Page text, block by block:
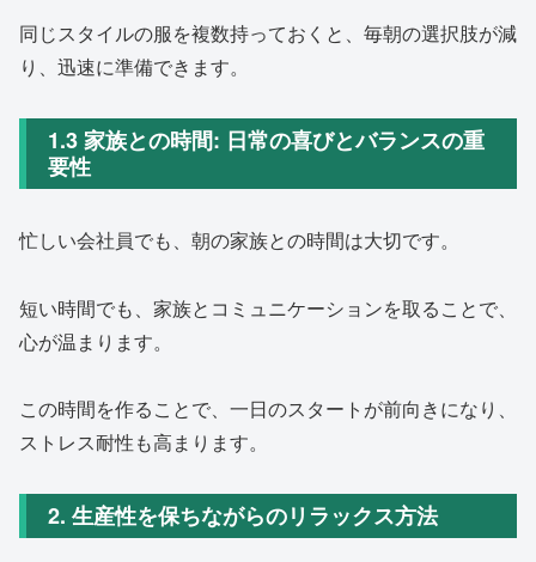
同じスタイルの服を複数持っておくと、毎朝の選択肢が減
り、迅速に準備できます。
1.3 家族との時間: 日常の喜びとバランスの重
要性
忙しい会社員でも、朝の家族との時間は大切です。
短い時間でも、家族とコミュニケーションを取ることで、
心が温まります。
この時間を作ることで、一日のスタートが前向きになり、
ストレス耐性も高まります。
2. 生産性を保ちながらのリラックス方法